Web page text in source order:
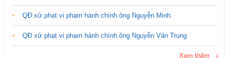
QĐ xử phạt vi phạm hành chính.ông Nguyễn Minh
QĐ xử phạt vi phạm hành chính.ông Nguyễn Văn Trung
Xem thêm